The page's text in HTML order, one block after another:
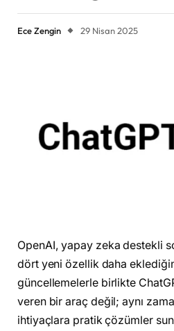
Ece Zengin 29 Nisan 2025
OpenAI, yapay zeka destekli
dört yeni özellik daha
güncellemelerle birlikte
veren bir araç değil; aynı
ihtiyaçlara pratik çözümler